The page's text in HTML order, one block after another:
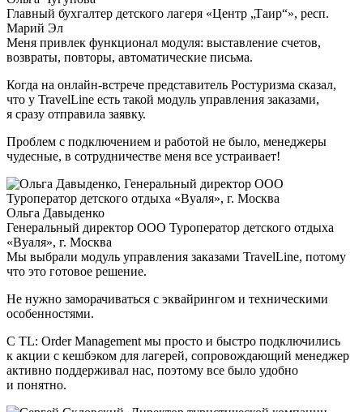
Главный бухгалтер детского лагеря «Центр „Таир“», респ.
Марий Эл
Меня привлек функционал модуля: выставление счетов,
возвраты, повторы, автоматические письма.
Когда на онлайн-встрече представитель Ростуризма сказал,
что у TravelLine есть такой модуль управления заказами,
я сразу отправила заявку.
Проблем с подключением и работой не было, менеджеры
чудесные, в сотрудничестве меня все устраивает!
Ольга Давыденко
Генеральный директор ООО Туроператор детского отдыха
«Вуаля», г. Москва
Мы выбрали модуль управления заказами TravelLine, потому
что это готовое решение.
Не нужно заморачиваться с эквайрингом и техническими
особенностями.
С TL: Order Managementмы просто и быстро подключились
к акции с кешбэком для лагерей, сопровождающий менеджер
активно поддерживал нас, поэтому все было удобно
и понятно.